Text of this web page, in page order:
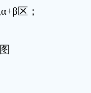
区；